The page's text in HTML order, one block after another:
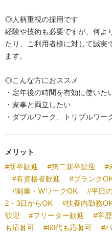
◎人柄重視の採用です
経験や技術も必要ですが、何よ
たり、ご利用者様に対して誠実
ます。
◎こんな方におススメ
・定年後の時間を有効に使いた
・家事と両立したい
・ダブルワーク、トリプルワー
メリット
#新卒歓迎
#第二新卒歓迎 #
#有資格者歓迎
#ブランク
#副業・WワークOK
#平日
2・3日からOK
#扶養内勤務
歓迎
#フリーター歓迎 #学
も応募可
#60代も応募可 #